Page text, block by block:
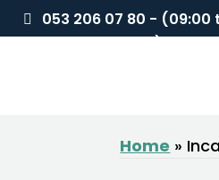
053 206 07 80 - (09:00
17:00)
Home »